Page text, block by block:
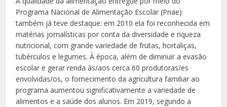
Programa Nacional de Alimentação Escolar (Pnae)
também já teve destaque: em 2010 ela foi reconhecida em
matérias jornalísticas por conta da diversidade e riqueza
nutricional, com grande variedade de frutas, hortaliças,
tubérculos e legumes. À época, além de diminuir a evasão
escolar e gerar renda às/aos cerca 60 produtoras/es
envolvidas/os, o fornecimento da agricultura familiar ao
programa aumentou significativamente a variedade de
alimentos e a saúde dos alunos. Em 2019, segundo a